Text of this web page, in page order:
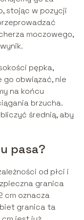
stojąc w pozycji
moczowego,
pępka,
go obwiązać, nie
na końcu
brzucha.
średnią, aby
pasa?
od płci i
granica
cm oznacza
granica ta